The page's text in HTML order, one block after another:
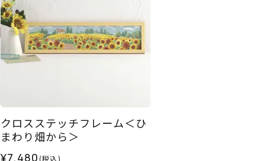
クロスステッチフレーム＜ひ
まわり畑から＞
¥7,480(税込)